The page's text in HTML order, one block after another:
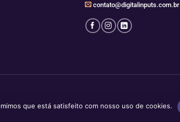
contato@digitalinputs.com.br
que está satisfeito com nosso uso de cookies.